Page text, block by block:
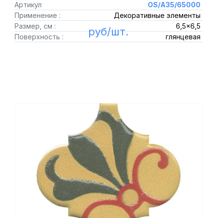
Артикул
OS/A35/65000
Применение :
Декоративные элементы
Размер, см :
6,5x6,5
Поверхность :
глянцевая
руб/шт.